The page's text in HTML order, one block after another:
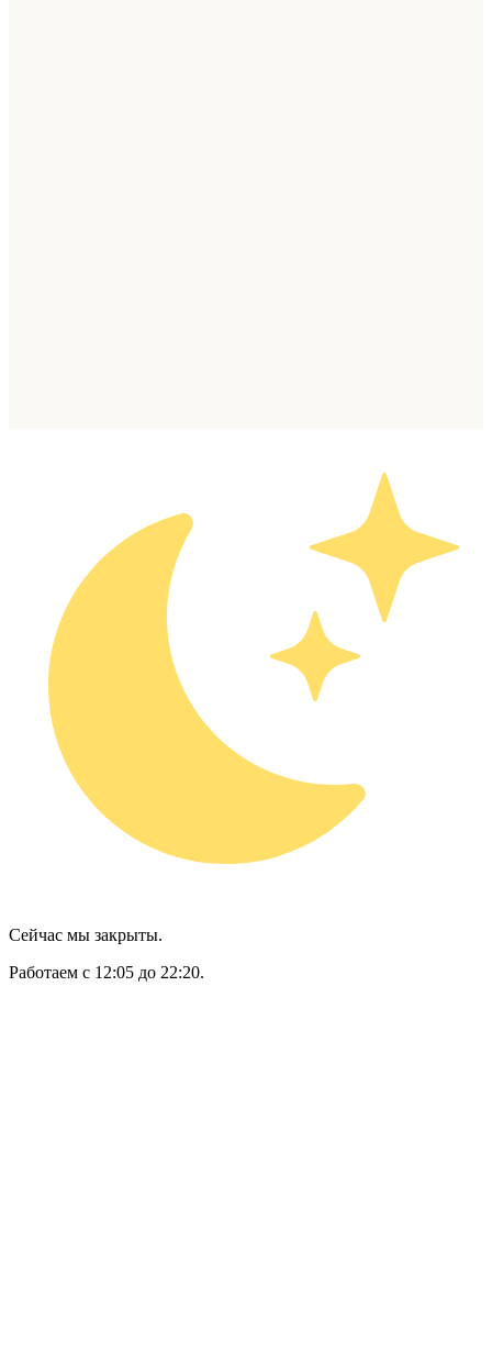
Сейчас мы закрыты.
Работаем с 12:05 до 22:20.